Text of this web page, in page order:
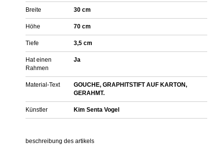
Breite 30 cm
Höhe 70 cm
Tiefe 3,5 cm
Hat einen
Rahmen
Ja
Material-Text
GOUCHE, GRAPHITSTIFT AUF KARTON,
GERAHMT.
Künstler Kim Senta Vogel
beschreibung des artikels